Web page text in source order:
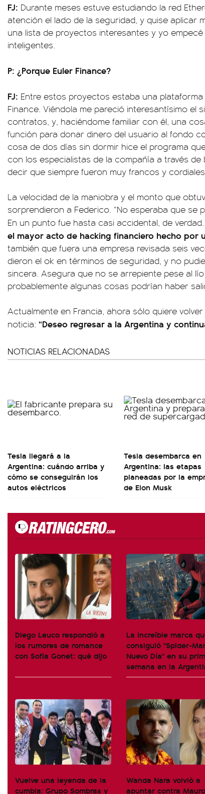
FJ: Durante meses estuve estudiando la red
atención el lado de la seguridad, y quise aplicar
una lista de proyectos interesantes y yo
inteligentes.
P: ¿Porque Euler Finance?
FJ: Entre estos proyectos estaba una
Finance. Viéndola me pareció interesantísimo el
contratos, y, haciéndome familiar con él, una
función para donar dinero del usuario al fondo
cosa de dos días sin dormir hice el programa
con los especialistas de la compañía a través
decir que siempre fueron muy francos y
La velocidad de la maniobra y el monto que
sorprendieron a Federico. “No esperaba que se
En un punto fue hasta casi accidental, de
el mayor acto de hacking financiero hecho por
también que fuera una empresa revisada seis
dieron el ok en términos de seguridad, y no
sincera. Asegura que no se arrepiente pese al
probablemente algunas cosas podrían haber
Actualmente en Francia, ahora sólo quiere
noticia: “Deseo regresar a la Argentina y
NOTICIAS RELACIONADAS
Tesla llegará a la
Argentina: cuándo arriba y
cómo se conseguirán los
autos eléctricos
Tesla desembarca en
Argentina: las etapas
planeadas por la
de Elon Musk
Diego Leuco respondió a
los rumores de romance
con Sofía Gonet: qué dijo
La increíble marca
consiguió "Spider-
Nuevo Día" en su
semana en la
Vuelve una leyenda de la
cumbia: Grupo Sombras y
Wanda Nara volvió a
apuntar contra Mauro